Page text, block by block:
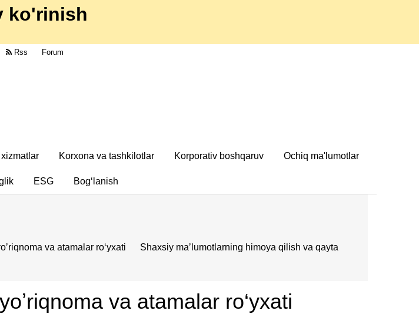
ko'rinish
Rss
Forum
xizmatlar Korxona va tashkilotlar Korporativ boshqaruv Ochiq ma'lumotlar
ESG Bog‘lanish
va atamalar ro‘yxati
Shaxsiy maʼlumotlarning himoya qilish va qayta
va atamalar ro‘yxati